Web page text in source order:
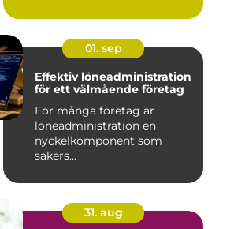
01. sep
Effektiv löneadministration
för ett välmående företag
För många företag är
löneadministration en
nyckelkomponent som
säkers...
31. aug